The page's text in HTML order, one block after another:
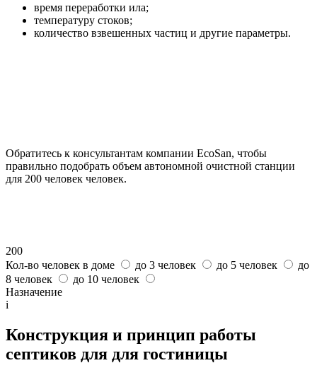
время переработки ила;
температуру стоков;
количество взвешенных частиц и другие параметры.
Обратитесь к консультантам компании EcoSan, чтобы
правильно подобрать объем автономной очистной станции
для 200 человек человек.
200
Кол-во человек в доме
до 3 человек до 5 человек
до
8 человек
до 10 человек
Назначение
i
Конструкция и принцип работы
септиков для для гостиницы